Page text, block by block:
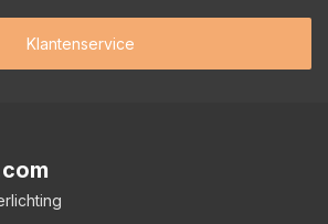
Klantenservice